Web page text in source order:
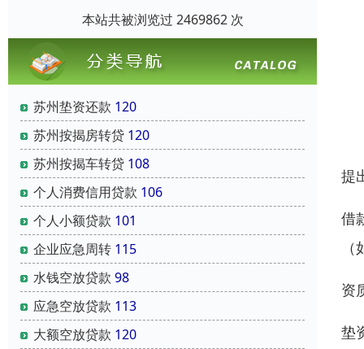
本站共被浏览过 2469862 次
苏州垫资还款 120
苏州按揭房转贷 120
苏州按揭车转贷 108
个人消费信用贷款 106
个人小额贷款 101
企业应急周转 115
水钱空放贷款 98
应急空放贷款 113
大额空放贷款 120
提
借
资
垫